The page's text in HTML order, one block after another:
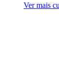
Ver mais